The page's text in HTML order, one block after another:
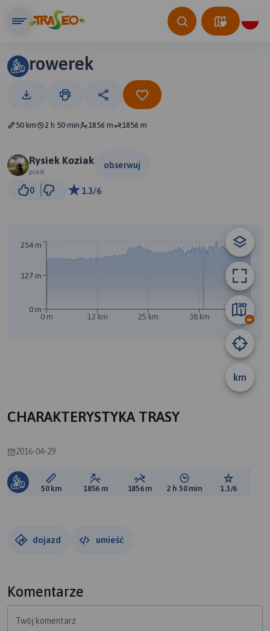
rowerek
50 km 2 h 50 min 1856 m 1856 m
Rysiek Koziak
piast
obserwuj
0 1.3/6
km
0 m 12 km 25 km 38 km 50 km
0 m
127 m
254 m
CHARAKTERYSTYKA TRASY
2016-04-29
Długość trasy:
50 km Suma przewyższeń:
1856 m Suma spadków:
1856 m Średni czas potrzebny
2 h 50 min Ocena
1.3/6
dojazd umieść
Komentarze
Twój komentarz